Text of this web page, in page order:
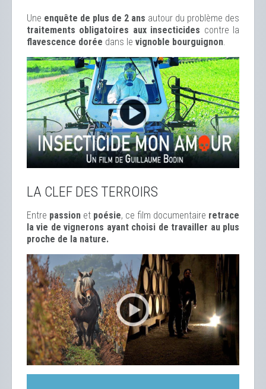
Une enquête de plus de 2 ans autour du problème des
traitements obligatoires aux insecticides contre la
flavescence dorée dans le vignoble bourguignon.
LA CLEF DES TERROIRS
Entre passion et poésie, ce film documentaire retrace
la vie de vignerons ayant choisi de travailler au plus
proche de la nature.